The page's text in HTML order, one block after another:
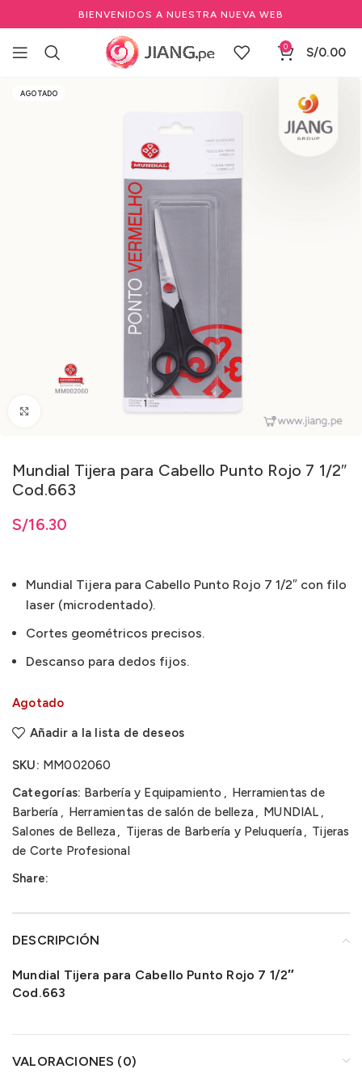
BIENVENIDOS A NUESTRA NUEVA WEB
0 S/0.00
Inicio Barbería y Equipamiento
AGOTADO
Mundial Tijera para Cabello Punto Rojo 7 1/2″
Cod.663
S/16.30
Mundial Tijera para Cabello Punto Rojo 7 1/2″ con filo
laser (microdentado).
Cortes geométricos precisos.
Descanso para dedos fijos.
Agotado
Añadir a la lista de deseos
SKU: MM002060
Categorías: Barbería y Equipamiento , Herramientas de
Barbería , Herramientas de salón de belleza, MUNDIAL ,
Salones de Belleza, Tijeras de Barbería y Peluquería, Tijeras
de Corte Profesional
Share:
DESCRIPCIÓN
Mundial Tijera para Cabello Punto Rojo 7 1/2″
Cod.663
VALORACIONES (0)